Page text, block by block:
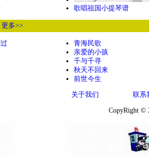
歌唱祖国小提琴谱
更多>>
青海民歌
亲爱的小孩
千与千寻
秋天不回来
前世今生
关于我们 联系
CopyRight ©